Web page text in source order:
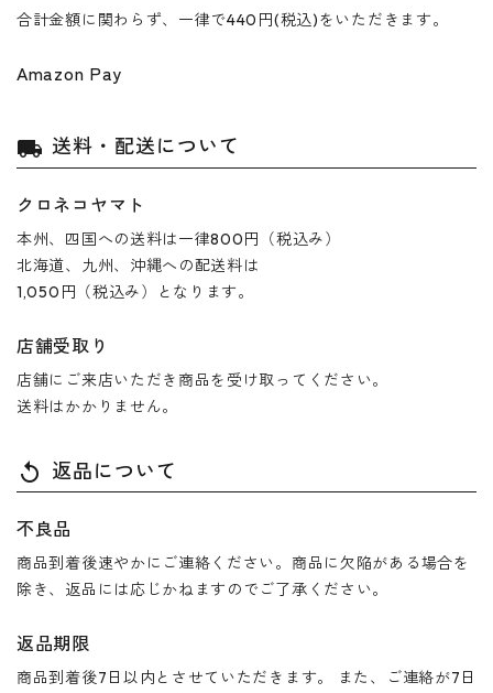
合計金額に関わらず、一律で440円(税込)をいただきます。
Amazon Pay
local_shipping 送料・配送について
クロネコヤマト
本州、四国への送料は一律800円（税込み）
北海道、九州、沖縄への配送料は
1,050円（税込み）となります。
店舗受取り
店舗にご来店いただき商品を受け取ってください。
送料はかかりません。
replay 返品について
不良品
商品到着後速やかにご連絡ください。商品に欠陥がある場合を
除き、返品には応じかねますのでご了承ください。
返品期限
商品到着後7日以内とさせていただきます。 また、ご連絡が7日